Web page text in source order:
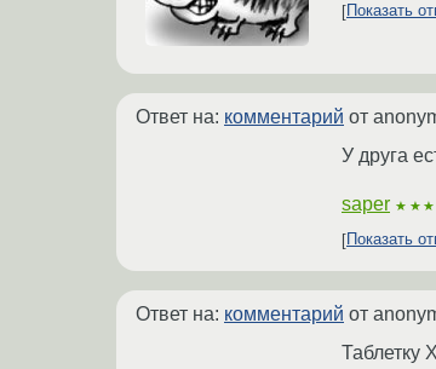
Показать
Ответ на: комментарий от
У друга
saper
Показать
Ответ на: комментарий от
Таблетку